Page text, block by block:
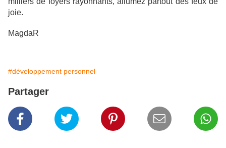
joie.
MagdaR
#développement personnel
Partager